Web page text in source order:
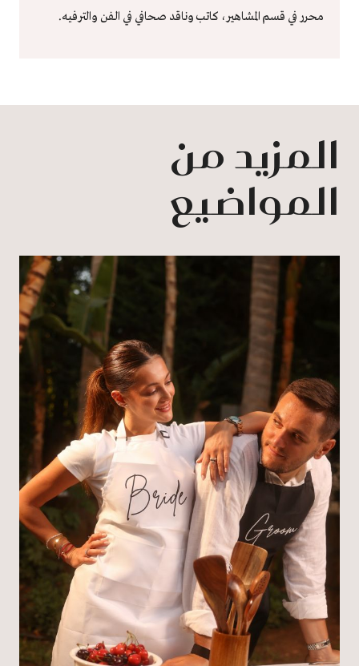
محرر في قسم المشاهير، كاتب وناقد صحافي في الفن والترفيه.
المزيد من
المواضيع